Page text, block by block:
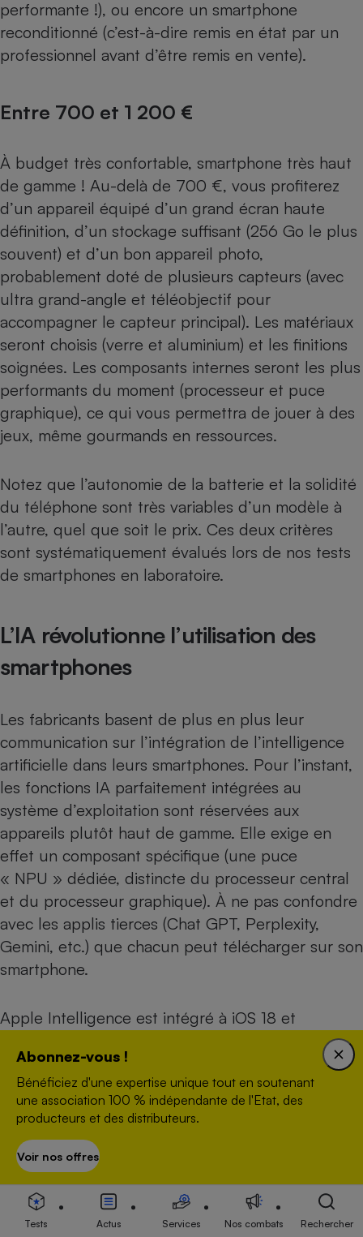
performante !), ou encore un smartphone
reconditionné (c’est-à-dire remis en état par un
professionnel avant d’être remis en vente).
Entre 700 et 1 200 €
À budget très confortable, smartphone très haut
de gamme ! Au-delà de 700 €, vous profiterez
d’un appareil équipé d’un grand écran haute
définition, d’un stockage suffisant (256 Go le plus
souvent) et d’un bon appareil photo,
probablement doté de plusieurs capteurs (avec
ultra grand-angle et téléobjectif pour
accompagner le capteur principal). Les matériaux
seront choisis (verre et aluminium) et les finitions
soignées. Les composants internes seront les plus
performants du moment (processeur et puce
graphique), ce qui vous permettra de jouer à des
jeux, même gourmands en ressources.
Notez que l’autonomie de la batterie et la solidité
du téléphone sont très variables d’un modèle à
l’autre, quel que soit le prix. Ces deux critères
sont systématiquement évalués lors de nos tests
de smartphones en laboratoire.
L’IA révolutionne l’utilisation des
smartphones
Les fabricants basent de plus en plus leur
communication sur l’intégration de l’intelligence
artificielle dans leurs smartphones. Pour l’instant,
les fonctions IA parfaitement intégrées au
système d’exploitation sont réservées aux
appareils plutôt haut de gamme. Elle exige en
effet un composant spécifique (une puce
« NPU » dédiée, distincte du processeur central
et du processeur graphique). À ne pas confondre
avec les applis tierces (Chat GPT, Perplexity,
Gemini, etc.) que chacun peut télécharger sur son
smartphone.
Apple Intelligence est intégré à iOS 18 et
disponible sur les iPhone la série des iPhone 16,
ainsi que sur les iPhone 15 Pro et 15 Pro
Max. Chez Samsung, Galaxy AI fonctionne sur les
modèles haut de gamme récents (séries Galaxy
S23, S24, S25, Galaxy Z Fold et Z Flip 5 et 6) et,
en version limitée, sur les smartphones de la série
A (A56, A55, A54, A36, A35, A34, A26). Nous
avons comparé au labo les principales fonctions
IA disponibles sur un iPhone 16 Pro Max, un
Abonnez-vous !
Bénéficiez d'une expertise unique tout en soutenant
une association 100 % indépendante de l'Etat, des
producteurs et des distributeurs.
Voir nos offres
Tests Actus Services Nos combats Rechercher